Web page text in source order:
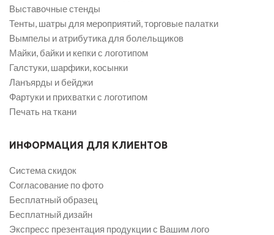
Выставочные стенды
Тенты, шатры для мероприятий, торговые палатки
Вымпелы и атрибутика для болельщиков
Майки, байки и кепки с логотипом
Галстуки, шарфики, косынки
Ланъярды и бейджи
Фартуки и прихватки с логотипом
Печать на ткани
ИНФОРМАЦИЯ ДЛЯ КЛИЕНТОВ
Система скидок
Согласование по фото
Бесплатный образец
Бесплатный дизайн
Экспресс презентация продукции с Вашим лого